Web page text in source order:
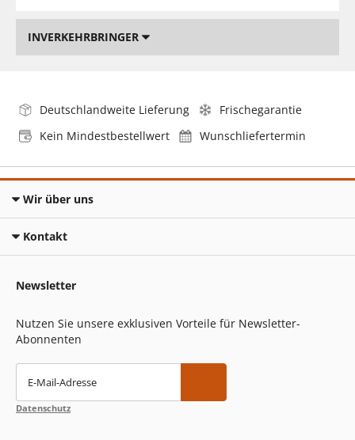
INVERKEHRBRINGER
Deutschlandweite Lieferung
Frischegarantie
Kein Mindestbestellwert
Wunschliefertermin
Wir über uns
Kontakt
Newsletter
Nutzen Sie unsere exklusiven Vorteile für Newsletter-
Abonnenten
E-Mail-Adresse
Datenschutz